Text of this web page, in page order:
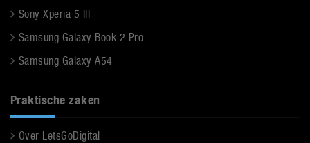
Sony Xperia 5 III
Samsung Galaxy Book 2 Pro
Samsung Galaxy A54
Praktische zaken
Over LetsGoDigital